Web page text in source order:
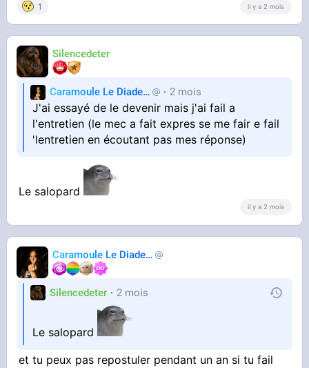
1 il y a 2 mois
Silencedeter
Caramoule Le Diadem Caramoule
2 mois
J'ai essayé de le devenir mais j'ai fail a
l'entretien (le mec a fait expres se me fair e fail
'lentretien en écoutant pas mes réponse)
Le salopard
il y a 2 mois
Caramoule Le Diadem
Silencedeter 2 mois
Le salopard
et tu peux pas repostuler pendant un an si tu fail